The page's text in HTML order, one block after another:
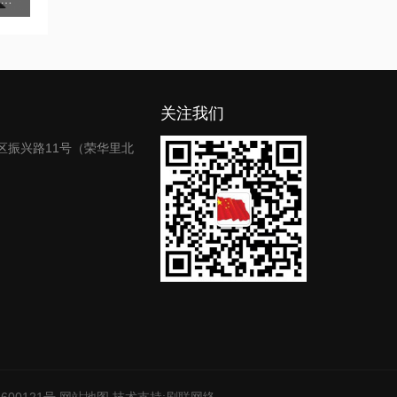
振兴路11号（荣华里北
关注我们